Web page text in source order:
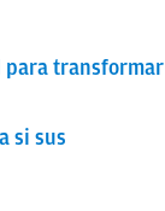
para transformar
si sus